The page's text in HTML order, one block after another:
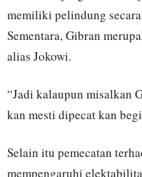
memiliki pelindung
Sementara, Gibran
alias Jokowi.
“Jadi kalaupun misalkan
kan mesti dipecat kan
Selain itu pemecatan
mempengaruhi